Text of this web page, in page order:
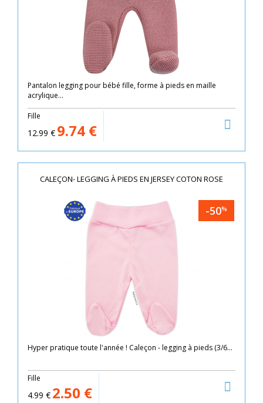
Pantalon legging pour bébé fille, forme à pieds en maille
acrylique...
Fille
12.99 € 9.74 €
CALEÇON- LEGGING À PIEDS EN JERSEY COTON ROSE
-50%
Hyper pratique toute l'année ! Caleçon - legging à pieds (3/6...
Fille
4.99 € 2.50 €